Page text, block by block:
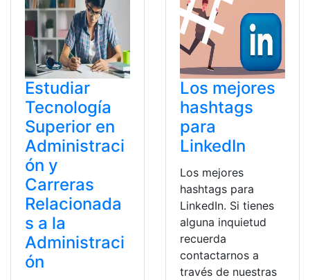
Estudiar
Tecnología
Superior en
Administraci
ón y
Carreras
Relacionada
s a la
Administraci
ón
Los mejores
hashtags
para
LinkedIn
Los mejores
hashtags para
LinkedIn. Si tienes
alguna inquietud
recuerda
contactarnos a
través de nuestras